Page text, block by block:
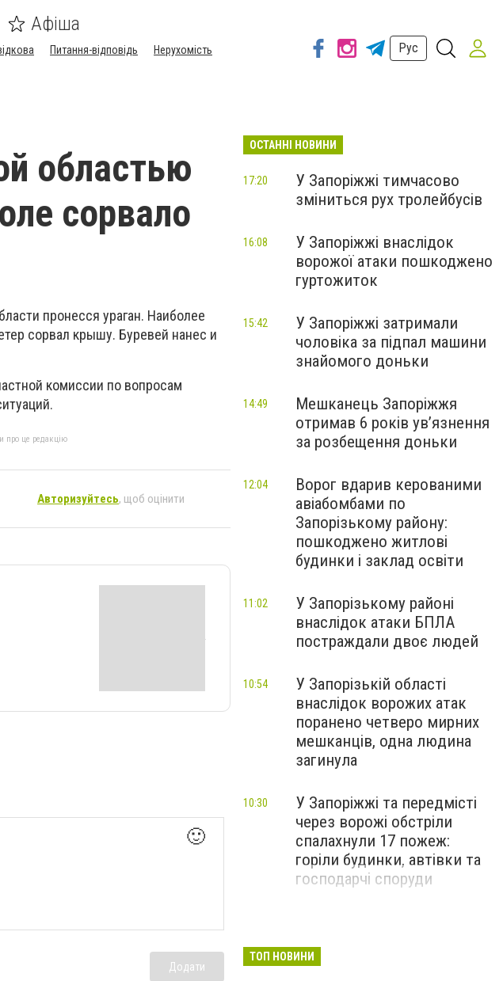
Афіша
Питання-відповідь
Нерухомість
Рус
областью
сорвало
пронесся ураган. Наиболее
сорвал крышу. Буревей нанес и
комиссии по вопросам
про це редакцію
Авторизуйтесь, щоб оцінити
🙂
Додати
ОСТАННІ НОВИНИ
У Запоріжжі тимчасово
зміниться рух тролейбусів
17:20
У Запоріжжі внаслідок
ворожої атаки пошкоджено
гуртожиток
16:08
У Запоріжжі затримали
чоловіка за підпал машини
знайомого доньки
15:42
Мешканець Запоріжжя
отримав 6 років увʼязнення
за розбещення доньки
14:49
Ворог вдарив керованими
авіабомбами по
Запорізькому району:
пошкоджено житлові
будинки і заклад освіти
12:04
У Запорізькому районі
внаслідок атаки БПЛА
постраждали двоє людей
11:02
У Запорізькій області
внаслідок ворожих атак
поранено четверо мирних
мешканців, одна людина
загинула
10:54
У Запоріжжі та передмісті
через ворожі обстріли
спалахнули 17 пожеж:
горіли будинки, автівки та
господарчі споруди
10:30
ТОП НОВИНИ